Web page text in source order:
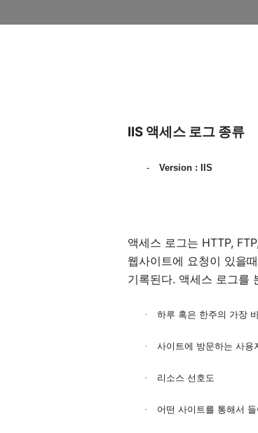
IIS 액세스 로그 종류
- Version : IIS
액세스 로그는 HTTP,
웹사이트에 요청이 있을
기록된다. 액세스 로그를
· 하루 혹은 한주의 가장
· 사이트에 방문하는 사용
· 리소스 선호도
· 어떤 사이트를 통해서 들